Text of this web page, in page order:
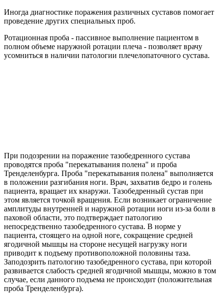
Иногда диагностике поражения различных суставов помогает
проведение других специальных проб.
Ротационная проба - пассивное выполнение пациентом в
полном объеме наружной ротации плеча - позволяет врачу
усомниться в наличии патологии плечелопаточного сустава.
При подозрении на поражение тазобедренного сустава
проводятся проба "перекатывания полена" и проба
Тренделенбурга. Проба "перекатывания полена" выполняется
в положении разгибания ноги. Врач, захватив бедро и голень
пациента, вращает их кнаружи. Тазобедренный сустав при
этом является точкой вращения. Если возникает ограничение
амплитуды внутренней и наружной ротации ноги из-за боли в
паховой области, это подтверждает патологию
непосредственно тазобедренного сустава. В норме у
пациента, стоящего на одной ноге, сокращение средней
ягодичной мышцы на стороне несущей нагрузку ноги
приводит к подъему противоположной половины таза.
Заподозрить патологию тазобедренного сустава, при которой
развивается слабость средней ягодичной мышцы, можно в том
случае, если данного подъема не происходит (положительная
проба Тренделенбурга).